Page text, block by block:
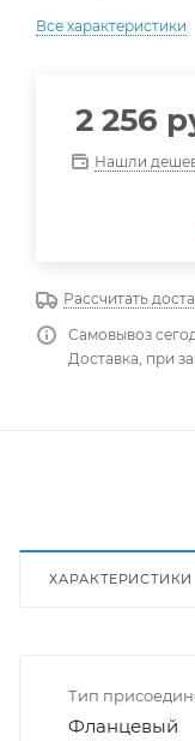
Все характеристики
2 256
Нашли
Рассчитать
Самовывоз
Доставка, при
ХАРАКТЕРИСТИКИ
Тип
Фланцевый